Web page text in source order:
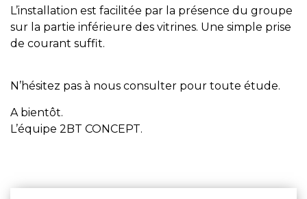
L’installation est facilitée par la présence du groupe
sur la partie inférieure des vitrines. Une simple prise
de courant suffit.
N’hésitez pas à nous consulter pour toute étude.
A bientôt.
L’équipe 2BT CONCEPT.